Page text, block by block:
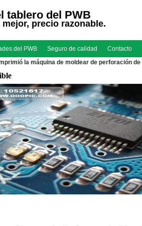
tablero del PWB
precio razonable.
del PWB Seguro de calidad Contacto
la máquina de moldear de perforación